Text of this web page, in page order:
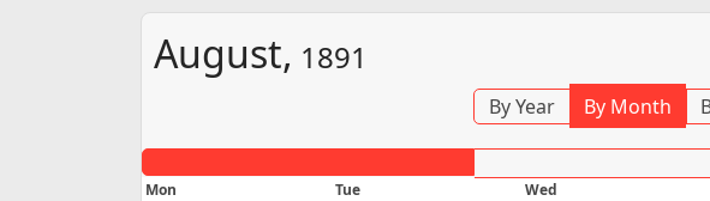
August, 1891
By Year By Month
Mon Tue Wed